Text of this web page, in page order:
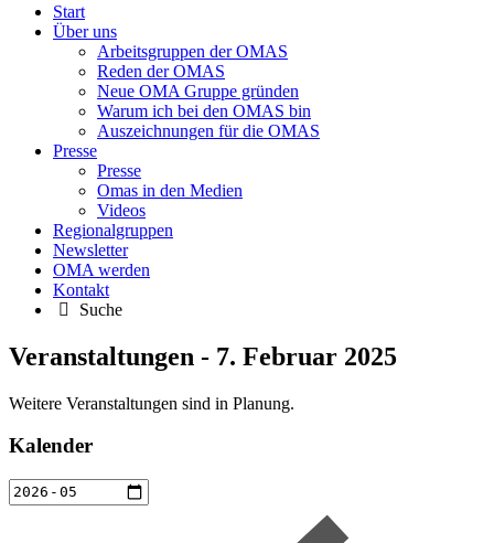
Start
Über uns
Arbeitsgruppen der OMAS
Reden der OMAS
Neue OMA Gruppe gründen
Warum ich bei den OMAS bin
Auszeichnungen für die OMAS
Presse
Presse
Omas in den Medien
Videos
Regionalgruppen
Newsletter
OMA werden
Kontakt
Suche
Veranstaltungen - 7. Februar 2025
Weitere Veranstaltungen sind in Planung.
Kalender